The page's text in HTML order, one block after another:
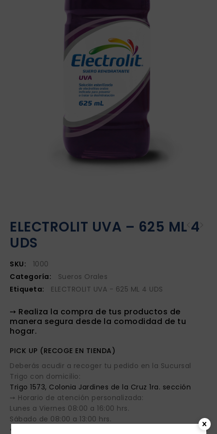
ELECTROLIT UVA – 625 ML 4
UDS
SKU:
1000
Categoría:
Sueros Orales
Etiqueta:
ELECTROLIT UVA - 625 ML 4 UDS
➙ Realiza la compra de tus productos de
manera segura desde la comodidad de tu
hogar.
PICK UP (RECOGE EN TIENDA)
Deberás acudir a recoger tu pedido en la Sucursal
Trigo con domicilio:
Trigo 1573, Colonia Jardines de la Cruz 1ra. sección
➙ Horario de atención personalizada:
Lunes a Viernes 08:00 a 16:00 hrs.
Sábado de 08:00 a 13:00 hrs.
• Cuentas con dos horas posteriores a tu compra para